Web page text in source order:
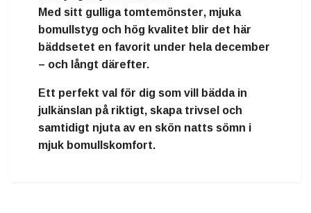
Med sitt gulliga tomtemönster, mjuka
bomullstyg och hög kvalitet blir det här
bäddsetet en favorit under hela december
– och långt därefter.
Ett perfekt val för dig som vill
bädda in
julkänslan på riktigt, skapa trivsel och
samtidigt njuta av en skön natts sömn i
mjuk bomullskomfort.